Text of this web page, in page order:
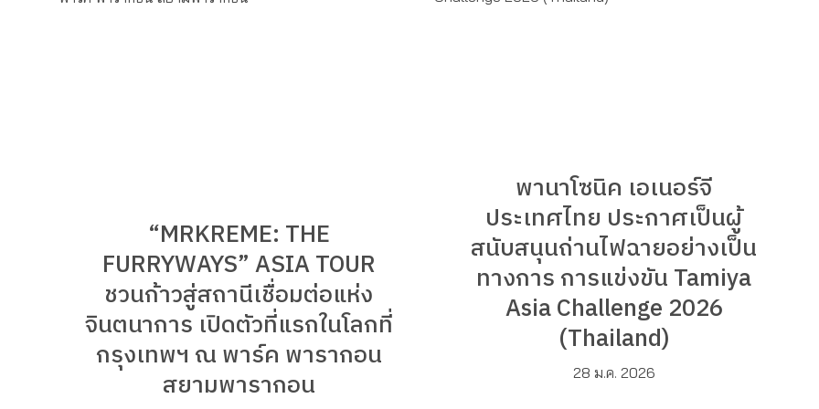
พานาโซนิค เอเนอร์จี
ประเทศไทย ประกาศเป็นผู้
สนับสนุนถ่านไฟฉายอย่างเป็น
ทางการ การแข่งขัน Tamiya
Asia Challenge 2026
(Thailand)
28 ม.ค. 2026
“MRKREME: THE
FURRYWAYS” ASIA TOUR
ชวนก้าวสู่สถานีเชื่อมต่อแห่ง
จินตนาการ เปิดตัวที่แรกในโลกที่
กรุงเทพฯ ณ พาร์ค พารากอน
สยามพารากอน